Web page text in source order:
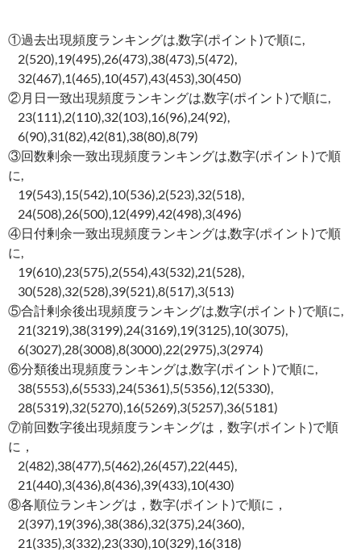
①過去出現頻度ランキングは,数字(ポイント)で順に,
2(520),19(495),26(473),38(473),5(472),
32(467),1(465),10(457),43(453),30(450)
②月日一致出現頻度ランキングは,数字(ポイント)で順に,
23(111),2(110),32(103),16(96),24(92),
6(90),31(82),42(81),38(80),8(79)
③回数剰余一致出現頻度ランキングは,数字(ポイント)で順
に,
19(543),15(542),10(536),2(523),32(518),
24(508),26(500),12(499),42(498),3(496)
④日付剰余一致出現頻度ランキングは,数字(ポイント)で順
に,
19(610),23(575),2(554),43(532),21(528),
30(528),32(528),39(521),8(517),3(513)
⑤合計剰余後出現頻度ランキングは,数字(ポイント)で順に,
21(3219),38(3199),24(3169),19(3125),10(3075),
6(3027),28(3008),8(3000),22(2975),3(2974)
⑥分類後出現頻度ランキングは,数字(ポイント)で順に,
38(5553),6(5533),24(5361),5(5356),12(5330),
28(5319),32(5270),16(5269),3(5257),36(5181)
⑦前回数字後出現頻度ランキングは，数字(ポイント)で順
に，
2(482),38(477),5(462),26(457),22(445),
21(440),3(436),8(436),39(433),10(430)
⑧各順位ランキングは，数字(ポイント)で順に，
2(397),19(396),38(386),32(375),24(360),
21(335),3(332),23(330),10(329),16(318)